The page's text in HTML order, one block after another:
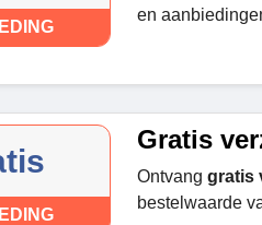
en
Gratis
Ontvang gratis
bestelwaarde